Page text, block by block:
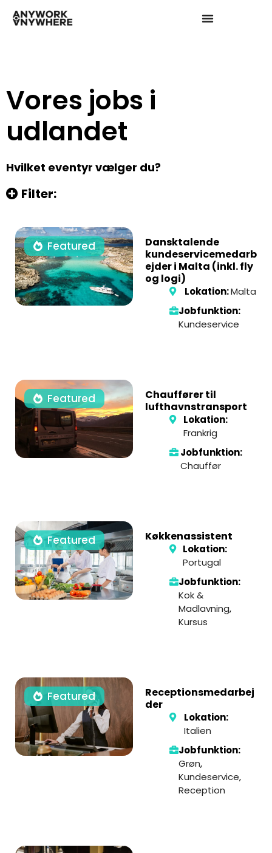
Vores jobs i
udlandet
Hvilket eventyr vælger du?
Filter:
Featured
Dansktalende
kundeservicemedarb
ejder i Malta (inkl. fly
og logi)
Lokation:Malta
Jobfunktion:
Kundeservice
Featured
Chauffører til
lufthavnstransport
Lokation:
Frankrig
Jobfunktion:
Chauffør
Featured Køkkenassistent
Lokation:
Portugal
Jobfunktion:
Kok &
Madlavning,
Kursus
Featured
Receptionsmedarbej
der
Lokation:
Italien
Jobfunktion:
Grøn,
Kundeservice,
Reception